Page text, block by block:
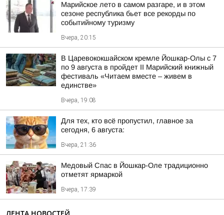
Марийское лето в самом разгаре, и в этом
сезоне республика бьет все рекорды по
событийному туризму
Вчера, 20:15
В Царевококшайском кремле Йошкар-Олы с 7
по 9 августа в пройдет II Марийский книжный
фестиваль «Читаем вместе – живем в
единстве»
Вчера, 19:08
Для тех, кто всё пропустил, главное за
сегодня, 6 августа:
Вчера, 21:36
Медовый Спас в Йошкар-Оле традиционно
отметят ярмаркой
Вчера, 17:39